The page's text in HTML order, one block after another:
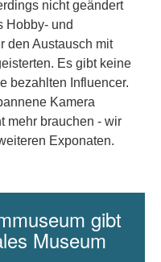
nicht geändert
Hobby- und
den Austausch mit
Es gibt keine
bezahlten Influencer.
Kamera
mehr brauchen - wir
Exponaten.
gibt
Museum